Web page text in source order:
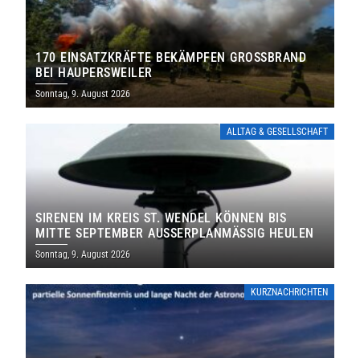
170 EINSATZKRÄFTE BEKÄMPFEN GROSSBRAND B
EI HAUPERSWEILER
Sonntag, 9. August 2026
ALLTAG & GESELLSCHAFT
SIRENEN IM KREIS ST. WENDEL KÖNNEN BIS
MITTE SEPTEMBER AUSSERPLANMÄSSIG HEULEN
Sonntag, 9. August 2026
KURZNACHRICHTEN